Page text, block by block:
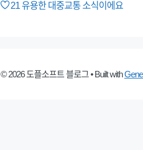
21유용한 대중교통 소식이에요
© 2026 도플소프트 블로그• Built with